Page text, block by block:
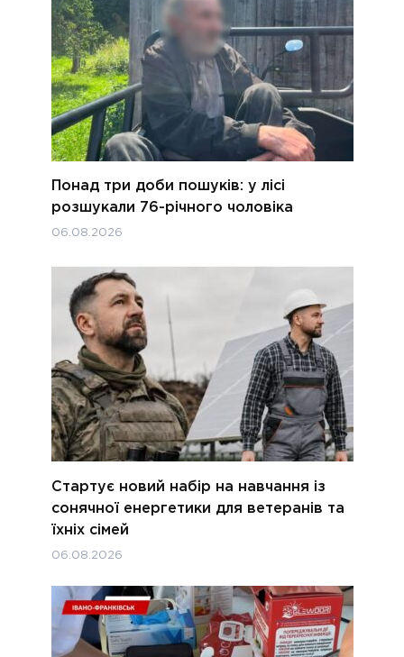
Понад три доби пошуків: у лісі
розшукали 76-річного чоловіка
06.08.2026
Стартує новий набір на навчання із
сонячної енергетики для ветеранів та
їхніх сімей
06.08.2026